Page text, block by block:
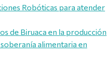
Robóticas para atender
de Biruaca en la producción
alimentaria en